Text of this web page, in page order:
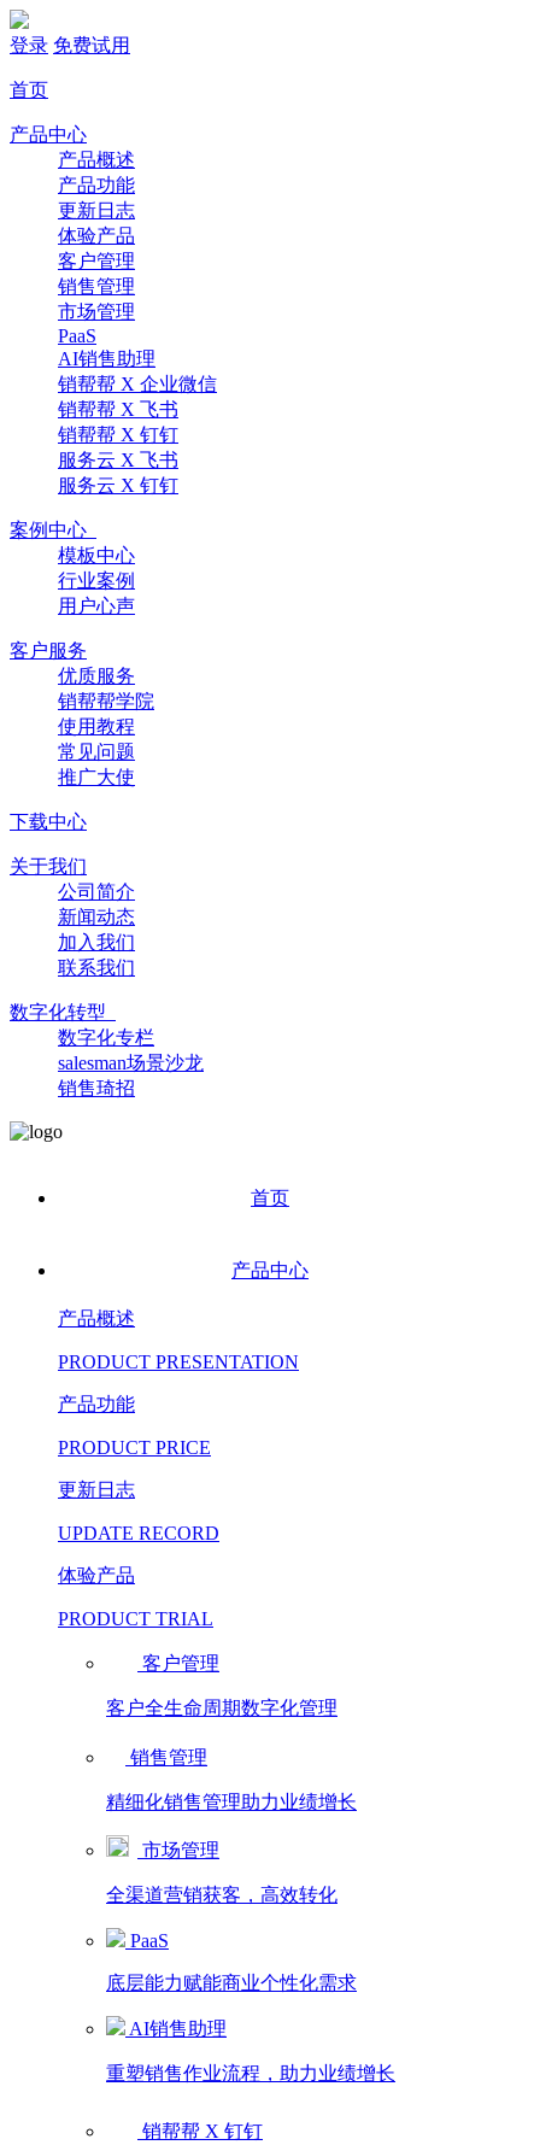
登录 免费试用
首页
产品中心
产品概述
产品功能
更新日志
体验产品
客户管理
销售管理
市场管理
PaaS
AI销售助理
销帮帮 X 企业微信
销帮帮 X 飞书
销帮帮 X 钉钉
服务云 X 飞书
服务云 X 钉钉
案例中心
模板中心
行业案例
用户心声
客户服务
优质服务
销帮帮学院
使用教程
常见问题
推广大使
下载中心
关于我们
公司简介
新闻动态
加入我们
联系我们
数字化转型
数字化专栏
salesman场景沙龙
销售琦招
首页
产品中心
产品概述
PRODUCT PRESENTATION
产品功能
PRODUCT PRICE
更新日志
UPDATE RECORD
体验产品
PRODUCT TRIAL
客户管理
客户全生命周期数字化管理
销售管理
精细化销售管理助力业绩增长
市场管理
全渠道营销获客，高效转化
PaaS
底层能力赋能商业个性化需求
AI销售助理
重塑销售作业流程，助力业绩增长
销帮帮 X 钉钉